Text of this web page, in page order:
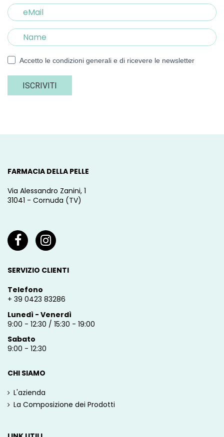
Accetto le condizioni generali e di ricevere le newsletter
ISCRIVITI
FARMACIA DELLA PELLE
Via Alessandro Zanini, 1
31041 - Cornuda (TV)
SERVIZIO CLIENTI
Telefono
+ 39 0423 83286
Lunedì - Venerdì
9:00 - 12:30 / 15:30 - 19:00
Sabato
9:00 - 12:30
CHI SIAMO
L'azienda
La Composizione dei Prodotti